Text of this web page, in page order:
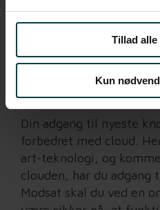
Tillad
Kun
til
nye
Din adgang til nyeste
forbedret med cloud.
art-teknologi, og
clouden, har du
Modsat skal du ved en